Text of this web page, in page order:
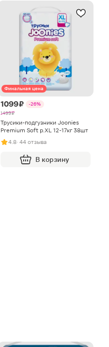
Финальная цена
1099 ₽
-26%
1499 ₽
Трусики-подгузники Joonies
Premium Soft р.XL 12-17кг 38шт
4.8· 44 отзыва
В корзину